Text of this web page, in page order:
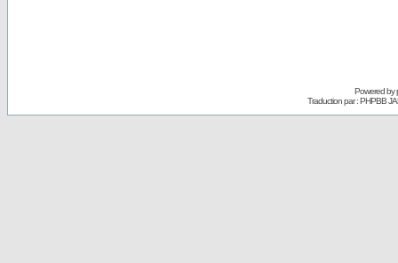
Powered by
Traduction par : PHPBB